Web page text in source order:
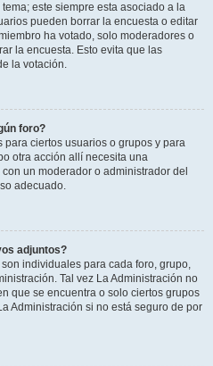
este siempre esta asociado a la
pueden borrar la encuesta o editar
ha votado, solo moderadores o
la encuesta. Esto evita que las
la votación.
foro?
ciertos usuarios o grupos y para
otra acción allí necesita una
un moderador o administrador del
adecuado.
adjuntos?
individuales para cada foro, grupo,
Tal vez La Administración no
que se encuentra o solo ciertos grupos
Administración si no está seguro de por